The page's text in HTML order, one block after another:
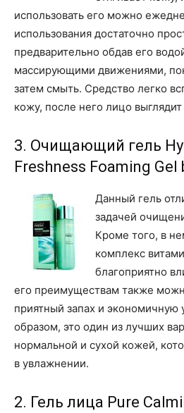
использовать его можно
использования достаточно
предварительно обдав его
массирующими движениями,
затем смыть. Средство легко
кожу, после него лицо
3. Очищающий гель
Freshness Foaming Gel
Данный гель
задачей
Кроме того, в
комплекс
благоприятно
его преимуществам также
приятный запах и экономичную
образом, это один из лучших
нормальной и сухой кожей,
в увлажнении.
2. Гель лица Pure